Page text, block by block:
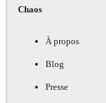
Chaos
À propos
Blog
Presse